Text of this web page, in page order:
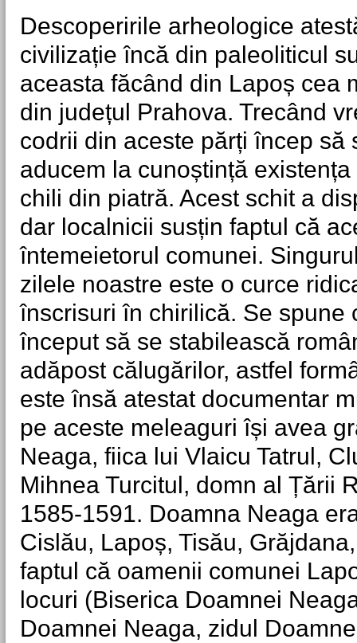
Descoperirile arheologice
civilizație încă din paleoliticul
aceasta făcând din Lapoș cea
din județul Prahova. Trecând
codrii din aceste părți încep să
aducem la cunoștință
chili din piatră. Acest schit a
dar localnicii susțin faptul că
întemeietorul comunei.
zilele noastre este o curce
înscrisuri în chirilică. Se spune
început să se stabilească
adăpost călugărilor, astfel
este însă atestat documentar
pe aceste meleaguri își avea
Neaga, fiica lui Vlaicu Tatrul,
Mihnea Turcitul, domn al Țării
1585-1591. Doamna Neaga
Cislău, Lapoș, Tisău,
faptul că oamenii comunei
locuri (Biserica Doamnei
Doamnei Neaga, zidul